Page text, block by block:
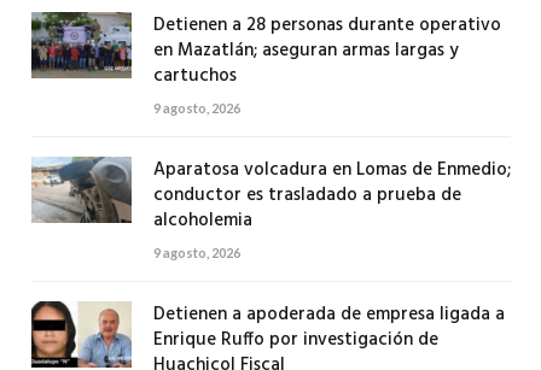
Detienen a 28 personas durante operativo
en Mazatlán; aseguran armas largas y
cartuchos
9 agosto, 2026
Aparatosa volcadura en Lomas de Enmedio;
conductor es trasladado a prueba de
alcoholemia
9 agosto, 2026
Detienen a apoderada de empresa ligada a
Enrique Ruffo por investigación de